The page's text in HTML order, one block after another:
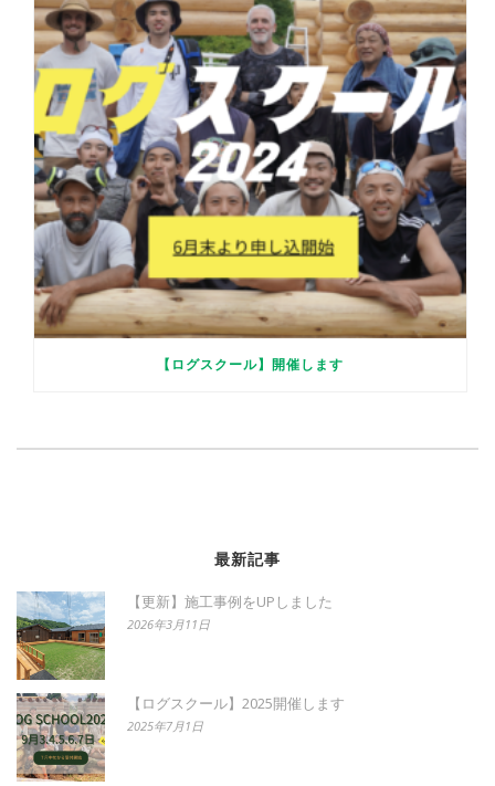
【ログスクール】開催します
最新記事
【更新】施工事例をUPしました
2026年3月11日
【ログスクール】2025開催します
2025年7月1日